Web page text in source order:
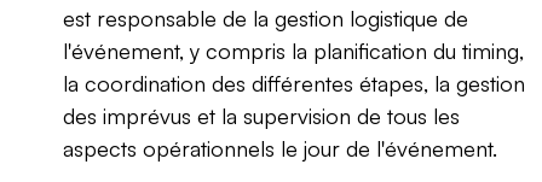
est responsable de la gestion logistique de
l'événement, y compris la planification du timing,
la coordination des différentes étapes, la gestion
des imprévus et la supervision de tous les
aspects opérationnels le jour de l'événement.